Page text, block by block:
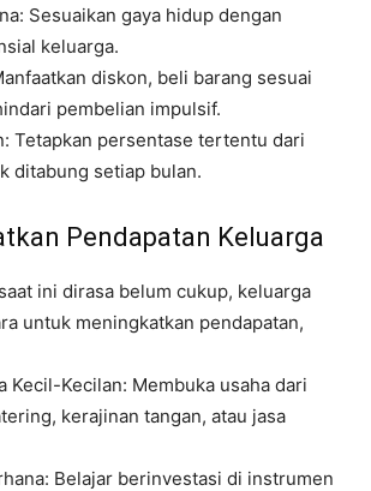
Sesuaikan gaya hidup dengan
keluarga.
diskon, beli barang sesuai
pembelian impulsif.
Tetapkan persentase tertentu dari
ditabung setiap bulan.
Pendapatan Keluarga
ini dirasa belum cukup, keluarga
untuk meningkatkan pendapatan,
Kecil-Kecilan: Membuka usaha dari
kerajinan tangan, atau jasa
Belajar berinvestasi di instrumen